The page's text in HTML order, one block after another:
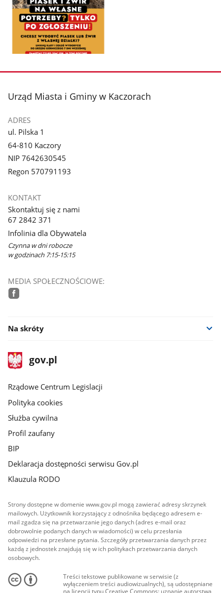
galerii.
stopka
Urząd Miasta i Gminy w Kaczorach
ADRES
ul. Pilska 1
64-810 Kaczory
NIP 7642630545
Regon 570791193
KONTAKT
Skontaktuj się z nami
67 2842 371
Infolinia dla Obywatela
Czynna w dni robocze
w godzinach 7:15-15:15
MEDIA SPOŁECZNOŚCIOWE:
Na skróty
stopka
gov.plStrona
gov.pl
Rządowe Centrum Legislacji
Polityka cookies
Służba cywilna
Profil zaufany
BIP
Deklaracja dostępności serwisu Gov.pl
Klauzula RODO
Strony dostępne w domenie www.gov.pl mogą zawierać adresy skrzynek
mailowych. Użytkownik korzystający z odnośnika będącego adresem e-
mail zgadza się na przetwarzanie jego danych (adres e-mail oraz
dobrowolnie podanych danych w wiadomości) w celu przesłania
odpowiedzi na przesłane pytania. Szczegóły przetwarzania danych przez
każdą z jednostek znajdują się w ich politykach przetwarzania danych
osobowych.
Treści tekstowe publikowane w serwisie (z
wyłączeniem treści audiowizualnych), są udostępniane